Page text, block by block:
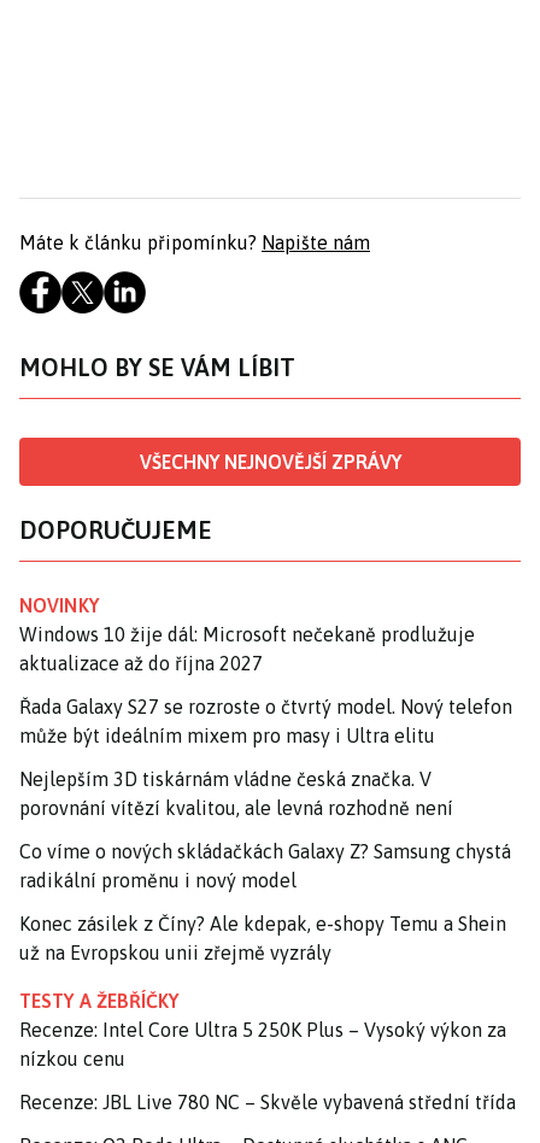
Máte k článku připomínku? Napište nám
MOHLO BY SE VÁM LÍBIT
VŠECHNY NEJNOVĚJŠÍ ZPRÁVY
DOPORUČUJEME
NOVINKY
Windows 10 žije dál: Microsoft nečekaně prodlužuje
aktualizace až do října 2027
Řada Galaxy S27 se rozroste o čtvrtý model. Nový telefon
může být ideálním mixem pro masy i Ultra elitu
Nejlepším 3D tiskárnám vládne česká značka. V
porovnání vítězí kvalitou, ale levná rozhodně není
Co víme o nových skládačkách Galaxy Z? Samsung chystá
radikální proměnu i nový model
Konec zásilek z Číny? Ale kdepak, e-shopy Temu a Shein
už na Evropskou unii zřejmě vyzrály
TESTY A ŽEBŘÍČKY
Recenze: Intel Core Ultra 5 250K Plus – Vysoký výkon za
nízkou cenu
Recenze: JBL Live 780 NC – Skvěle vybavená střední třída